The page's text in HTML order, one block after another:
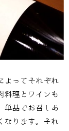
よってそれぞれ
料理とワインも
単品でお召しあ
なります。それ